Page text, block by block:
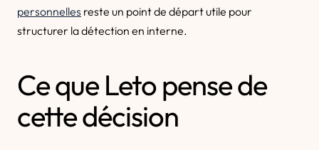
personnelles reste un point de départ utile pour
structurer la détection en interne.
Ce que Leto pense de
cette décision